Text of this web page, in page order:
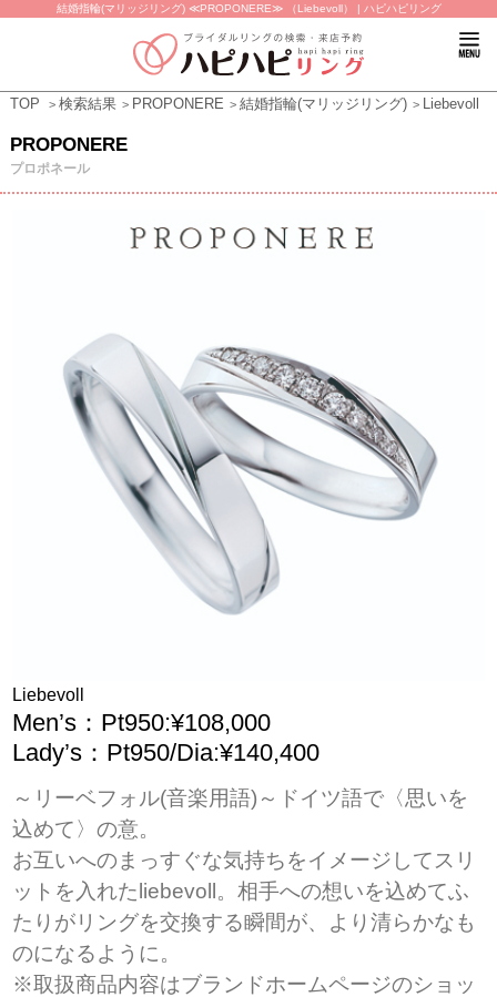
結婚指輪(マリッジリング) ≪PROPONERE≫ （Liebevoll） | ハピハピリング
TOP 検索結果 PROPONERE 結婚指輪(マリッジリング) Liebevoll
PROPONERE
プロポネール
Liebevoll
Men’s：Pt950:¥108,000
Lady’s：Pt950/Dia:¥140,400
～リーベフォル(音楽用語)～ドイツ語で〈思いを
込めて〉の意。
お互いへのまっすぐな気持ちをイメージしてスリ
ットを入れたliebevoll。相手への想いを込めてふ
たりがリングを交換する瞬間が、より清らかなも
のになるように。
※取扱商品内容はブランドホームページのショッ